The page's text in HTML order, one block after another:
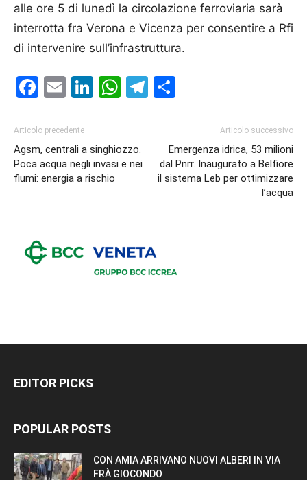
alle ore 5 di lunedì la circolazione ferroviaria sarà
interrotta fra Verona e Vicenza per consentire a Rfi
di intervenire sull’infrastruttura.
Facebook
EmailLinkedIn
WhatsApp
Telegram
Articolo precedente
Agsm, centrali a singhiozzo.
Poca acqua negli invasi e nei
fiumi: energia a rischio
Articolo successivo
Emergenza idrica, 53 milioni
dal Pnrr. Inaugurato a Belfiore
il sistema Leb per ottimizzare
l’acqua
EDITOR PICKS
POPULAR POSTS
CON AMIA ARRIVANO NUOVI ALBERI IN VIA
FRÀ GIOCONDO